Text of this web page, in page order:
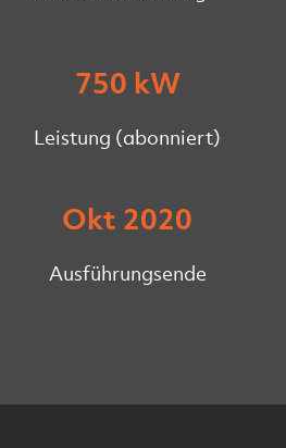
750 kW
Leistung (abonniert)
Okt 2020
Ausführungsende